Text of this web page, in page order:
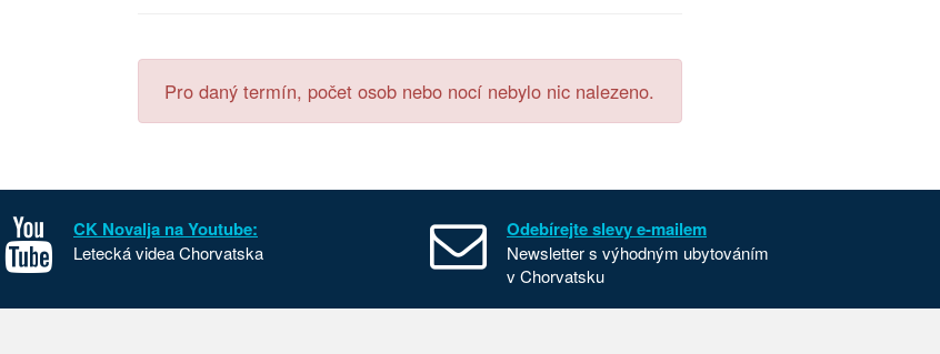
Pro daný termín, počet osob nebo nocí nebylo nic nalezeno.
CK Novalja na Youtube:
Letecká videa Chorvatska
Odebírejte slevy e-mailem
Newsletter s výhodným ubytováním
v Chorvatsku